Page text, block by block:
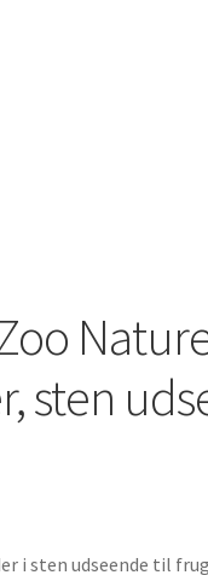
sten
i sten udseende til